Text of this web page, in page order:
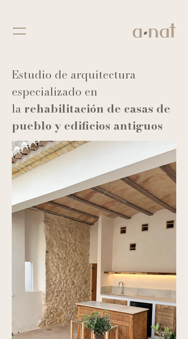
Estudio de arquitectura
especializado en
la rehabilitación de casas de
pueblo y edificios antiguos